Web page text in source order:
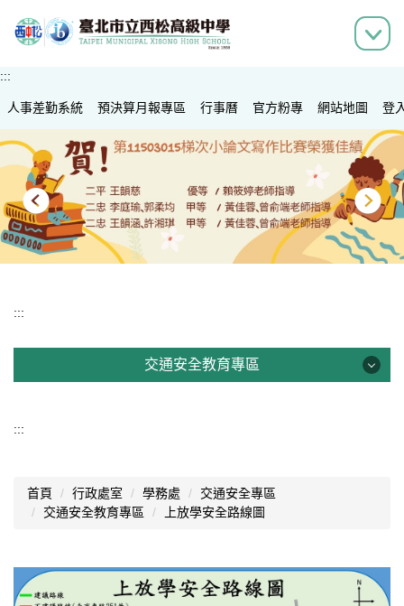
到
容
區
:::
人事差勤系統 預決算月報專區 行事曆 官方粉專 網站地圖 登
:::
交通安全教育專區
交安委員會
愛心服務站
:::
首頁 行政處室 學務處
交通安全專區
交通安全教育專區
上放學安全路線圖